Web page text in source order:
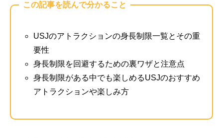
この記事を読んで分かること
USJのアトラクションの身長制限一覧とその重
要性
身長制限を回避するための裏ワザと注意点
身長制限がある中でも楽しめるUSJのおすすめ
アトラクションや楽しみ方